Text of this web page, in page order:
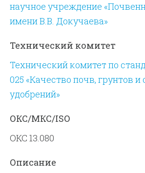
научное учреждение
имени В.В. Докучаева»
Технический комитет
Технический комитет по
025 «Качество почв, грунтов
удобрений»
ОКС/МКС/ISO
ОКС 13.080
Описание